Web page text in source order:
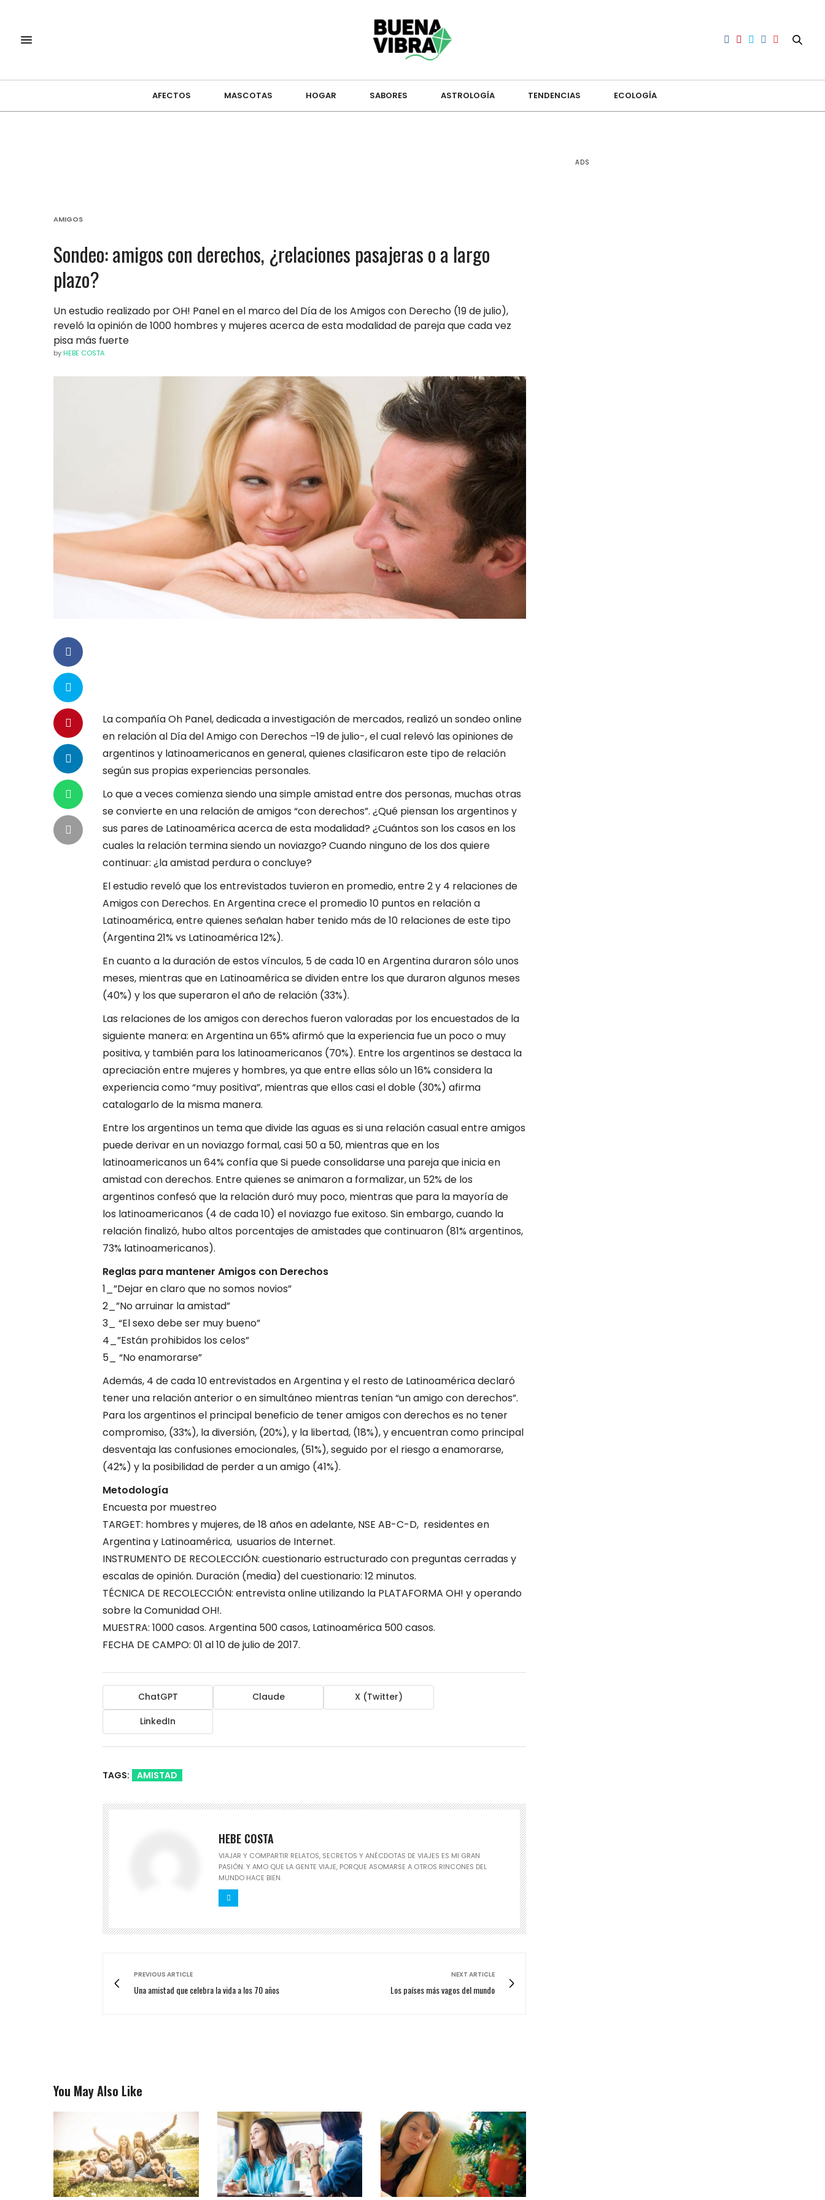
AFECTOS MASCOTAS HOGAR SABORES ASTROLOGÍA TENDENCIAS ECOLOGÍA
AMIGOS
Sondeo: amigos con derechos, ¿relaciones pasajeras o a largo
plazo?
Un estudio realizado por OH! Panel en el marco del Día de los Amigos con Derecho (19 de julio),
reveló la opinión de 1000 hombres y mujeres acerca de esta modalidad de pareja que cada vez
pisa más fuerte
by HEBE COSTA
La compañía Oh Panel, dedicada a investigación de mercados, realizó un sondeo online
en relación al Día del Amigo con Derechos –19 de julio-, el cual relevó las opiniones de
argentinos y latinoamericanos en general, quienes clasificaron este tipo de relación
según sus propias experiencias personales.
Lo que a veces comienza siendo una simple amistad entre dos personas, muchas otras
se convierte en una relación de amigos “con derechos”. ¿Qué piensan los argentinos y
sus pares de Latinoamérica acerca de esta modalidad? ¿Cuántos son los casos en los
cuales la relación termina siendo un noviazgo? Cuando ninguno de los dos quiere
continuar: ¿la amistad perdura o concluye?
El estudio reveló que los entrevistados tuvieron en promedio, entre 2 y 4 relaciones de
Amigos con Derechos. En Argentina crece el promedio 10 puntos en relación a
Latinoamérica, entre quienes señalan haber tenido más de 10 relaciones de este tipo
(Argentina 21% vs Latinoamérica 12%).
En cuanto a la duración de estos vínculos, 5 de cada 10 en Argentina duraron sólo unos
meses, mientras que en Latinoamérica se dividen entre los que duraron algunos meses
(40%) y los que superaron el año de relación (33%).
Las relaciones de los amigos con derechos fueron valoradas por los encuestados de la
siguiente manera: en Argentina un 65% afirmó que la experiencia fue un poco o muy
positiva, y también para los latinoamericanos (70%). Entre los argentinos se destaca la
apreciación entre mujeres y hombres, ya que entre ellas sólo un 16% considera la
experiencia como “muy positiva”, mientras que ellos casi el doble (30%) afirma
catalogarlo de la misma manera.
Entre los argentinos un tema que divide las aguas es si una relación casual entre amigos
puede derivar en un noviazgo formal, casi 50 a 50, mientras que en los
latinoamericanos un 64% confía que Si puede consolidarse una pareja que inicia en
amistad con derechos. Entre quienes se animaron a formalizar, un 52% de los
argentinos confesó que la relación duró muy poco, mientras que para la mayoría de
los latinoamericanos (4 de cada 10) el noviazgo fue exitoso. Sin embargo, cuando la
relación finalizó, hubo altos porcentajes de amistades que continuaron (81% argentinos,
73% latinoamericanos).
Reglas para mantener Amigos con Derechos
1_”Dejar en claro que no somos novios”
2_”No arruinar la amistad”
3_ “El sexo debe ser muy bueno”
4_”Están prohibidos los celos”
5_ “No enamorarse”
Además, 4 de cada 10 entrevistados en Argentina y el resto de Latinoamérica declaró
tener una relación anterior o en simultáneo mientras tenían “un amigo con derechos”.
Para los argentinos el principal beneficio de tener amigos con derechos es no tener
compromiso, (33%), la diversión, (20%), y la libertad, (18%), y encuentran como principal
desventaja las confusiones emocionales, (51%), seguido por el riesgo a enamorarse,
(42%) y la posibilidad de perder a un amigo (41%).
Metodología
Encuesta por muestreo
TARGET: hombres y mujeres, de 18 años en adelante, NSE AB-C-D, residentes en
Argentina y Latinoamérica, usuarios de Internet.
INSTRUMENTO DE RECOLECCIÓN: cuestionario estructurado con preguntas cerradas y
escalas de opinión. Duración (media) del cuestionario: 12 minutos.
TÉCNICA DE RECOLECCIÓN: entrevista online utilizando la PLATAFORMA OH! y operando
sobre la Comunidad OH!.
MUESTRA: 1000 casos. Argentina 500 casos, Latinoamérica 500 casos.
FECHA DE CAMPO: 01 al 10 de julio de 2017.
ChatGPT Claude
X (Twitter)
LinkedIn
TAGS: AMISTAD
HEBE COSTA
VIAJAR Y COMPARTIR RELATOS, SECRETOS Y ANÉCDOTAS DE VIAJES ES MI GRAN
PASIÓN. Y AMO QUE LA GENTE VIAJE, PORQUE ASOMARSE A OTROS RINCONES DEL
MUNDO HACE BIEN.
PREVIOUS ARTICLE
Una amistad que celebra la vida a los 70 años
NEXT ARTICLE
Los países más vagos del mundo
You May Also Like
ADS